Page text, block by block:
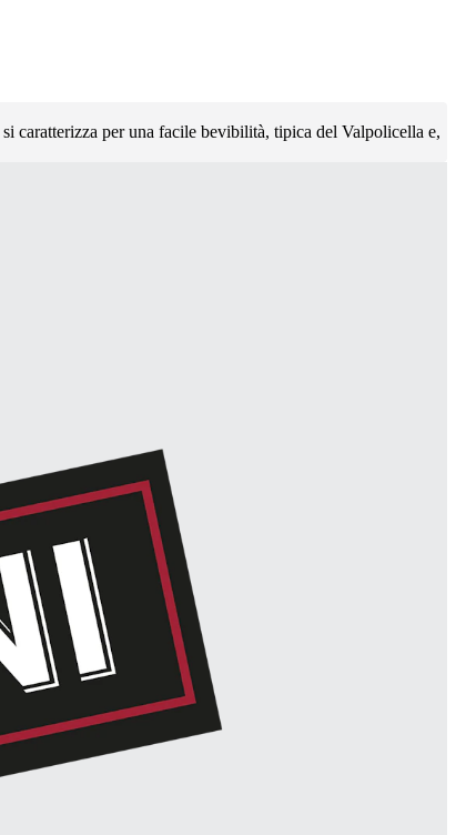
caratterizza per una facile bevibilità, tipica del Valpolicella e,